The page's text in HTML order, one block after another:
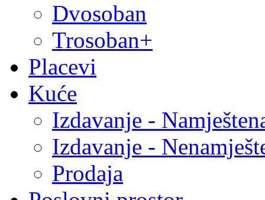
Dvosoban
Trosoban+
Placevi
Kuće
Izdavanje -
Izdavanje -
Prodaja